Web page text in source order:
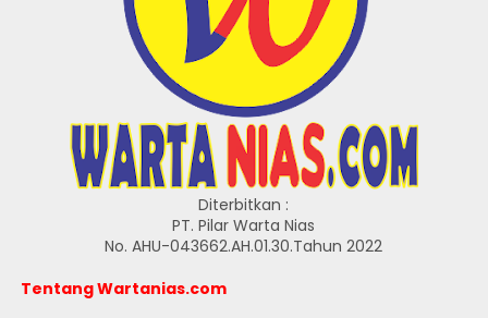
Diterbitkan :
PT. Pilar Warta Nias
No. AHU-043662.AH.01.30.Tahun 2022
Tentang Wartanias.com